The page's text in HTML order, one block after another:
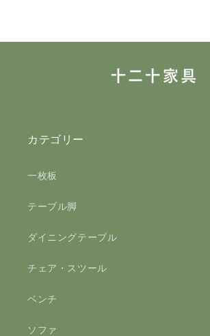
カテゴリー
一枚板
テーブル脚
ダイニングテーブル
チェア・スツール
ベンチ
ソファ